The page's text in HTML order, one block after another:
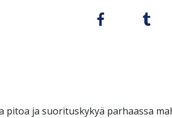
ja suorituskykyä parhaassa